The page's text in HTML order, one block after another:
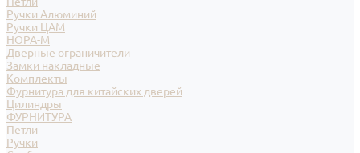
Ручки Алюминий
Ручки ЦАМ
НОРА-М
Дверные ограничители
Замки накладные
Комплекты
Фурнитура для китайских дверей
Цилиндры
ФУРНИТУРА
Петли
Ручки